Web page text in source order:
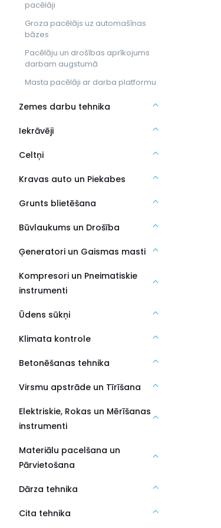
pacēlāji
Groza pacēlājs uz automašīnas
bāzes
Pacēlāju un drošības aprīkojums
darbam augstumā
Masta pacēlāji ar darba platformu
Zemes darbu tehnika
Iekrāvēji
Celtņi
Kravas auto un Piekabes
Grunts blietēšana
Būvlaukums un Drošība
Ģeneratori un Gaismas masti
Kompresori un Pneimatiskie
instrumenti
Ūdens sūkņi
Klimata kontrole
Betonēšanas tehnika
Virsmu apstrāde un Tīrīšana
Elektriskie, Rokas un Mērīšanas
instrumenti
Materiālu pacelšana un
Pārvietošana
Dārza tehnika
Cita tehnika